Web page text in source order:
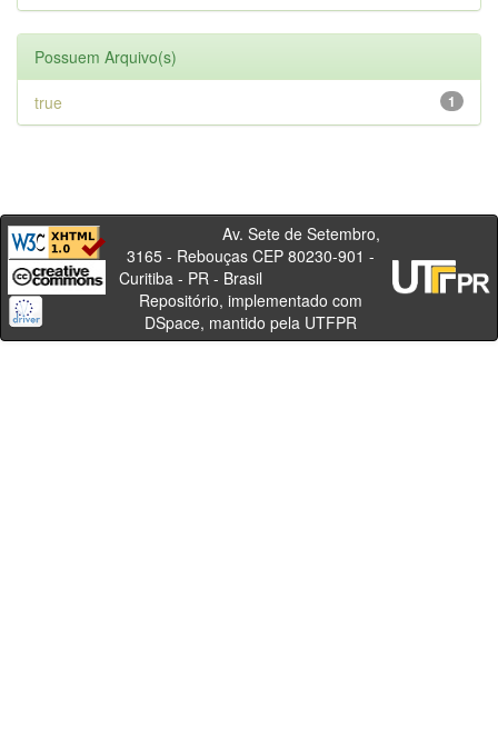
Possuem Arquivo(s)
1
true
Av. Sete de Setembro,
3165 - Rebouças CEP 80230-901 -
Curitiba - PR - Brasil
Repositório, implementado com
DSpace, mantido pela UTFPR